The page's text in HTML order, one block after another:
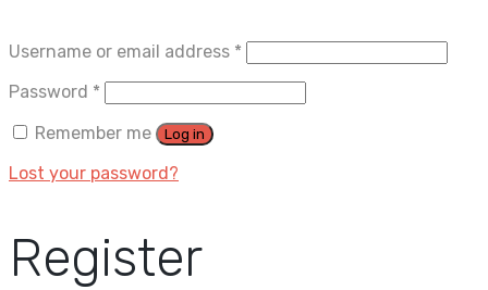
Username or email address *
Password *
Remember me
Log in
Lost your password?
Register